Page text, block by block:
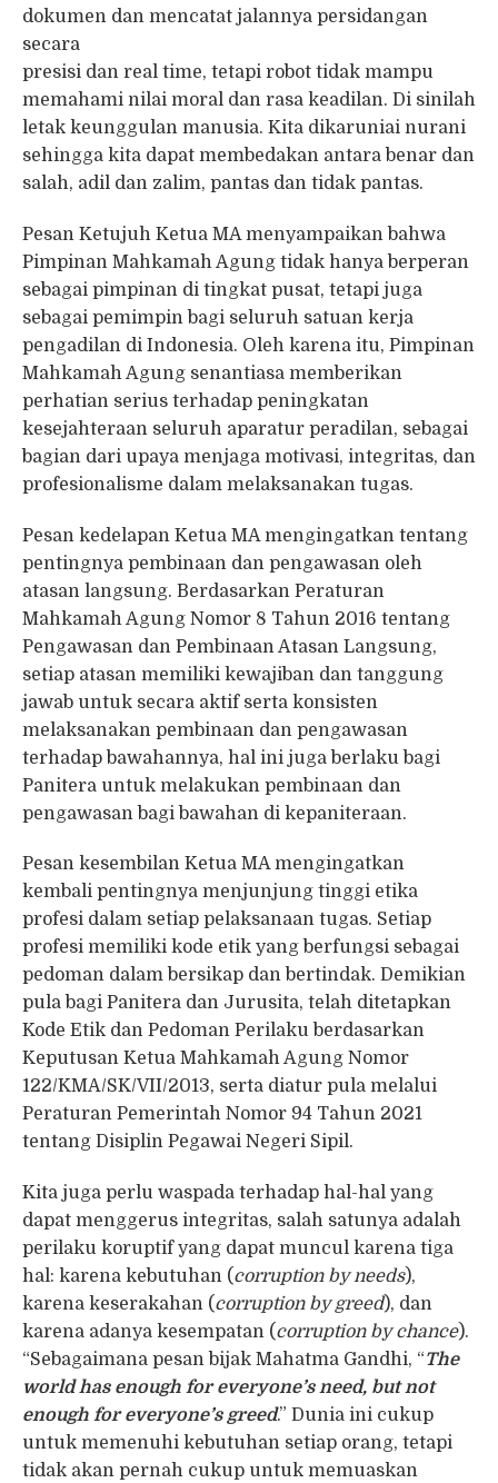
dokumen dan mencatat jalannya persidangan
secara
presisi dan real time, tetapi robot tidak mampu
memahami nilai moral dan rasa keadilan. Di sinilah
letak keunggulan manusia. Kita dikaruniai nurani
sehingga kita dapat membedakan antara benar dan
salah, adil dan zalim, pantas dan tidak pantas.
Pesan Ketujuh Ketua MA menyampaikan bahwa
Pimpinan Mahkamah Agung tidak hanya berperan
sebagai pimpinan di tingkat pusat, tetapi juga
sebagai pemimpin bagi seluruh satuan kerja
pengadilan di Indonesia. Oleh karena itu, Pimpinan
Mahkamah Agung senantiasa memberikan
perhatian serius terhadap peningkatan
kesejahteraan seluruh aparatur peradilan, sebagai
bagian dari upaya menjaga motivasi, integritas, dan
profesionalisme dalam melaksanakan tugas.
Pesan kedelapan Ketua MA mengingatkan tentang
pentingnya pembinaan dan pengawasan oleh
atasan langsung. Berdasarkan Peraturan
Mahkamah Agung Nomor 8 Tahun 2016 tentang
Pengawasan dan Pembinaan Atasan Langsung,
setiap atasan memiliki kewajiban dan tanggung
jawab untuk secara aktif serta konsisten
melaksanakan pembinaan dan pengawasan
terhadap bawahannya, hal ini juga berlaku bagi
Panitera untuk melakukan pembinaan dan
pengawasan bagi bawahan di kepaniteraan.
Pesan kesembilan Ketua MA mengingatkan
kembali pentingnya menjunjung tinggi etika
profesi dalam setiap pelaksanaan tugas. Setiap
profesi memiliki kode etik yang berfungsi sebagai
pedoman dalam bersikap dan bertindak. Demikian
pula bagi Panitera dan Jurusita, telah ditetapkan
Kode Etik dan Pedoman Perilaku berdasarkan
Keputusan Ketua Mahkamah Agung Nomor
122/KMA/SK/VII/2013, serta diatur pula melalui
Peraturan Pemerintah Nomor 94 Tahun 2021
tentang Disiplin Pegawai Negeri Sipil.
Kita juga perlu waspada terhadap hal-hal yang
dapat menggerus integritas, salah satunya adalah
perilaku koruptif yang dapat muncul karena tiga
hal: karena kebutuhan (corruption by needs),
karena keserakahan (corruption by greed), dan
karena adanya kesempatan (corruption by chance).
“Sebagaimana pesan bijak Mahatma Gandhi, “The
world has enough for everyone’s need, but not
enough for everyone’s greed.” Dunia ini cukup
untuk memenuhi kebutuhan setiap orang, tetapi
tidak akan pernah cukup untuk memuaskan